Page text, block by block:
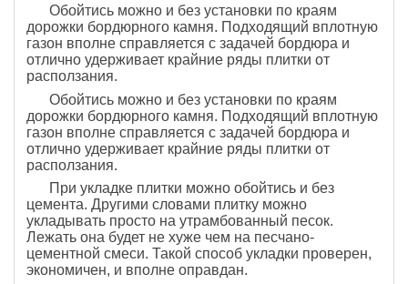
Обойтись можно и без установки по краям
дорожки бордюрного камня. Подходящий вплотную
газон вполне справляется с задачей бордюра и
отлично удерживает крайние ряды плитки от
расползания.
Обойтись можно и без установки по краям
дорожки бордюрного камня. Подходящий вплотную
газон вполне справляется с задачей бордюра и
отлично удерживает крайние ряды плитки от
расползания.
При укладке плитки можно обойтись и без
цемента. Другими словами плитку можно
укладывать просто на утрамбованный песок.
Лежать она будет не хуже чем на песчано-
цементной смеси. Такой способ укладки проверен,
экономичен, и вполне оправдан.